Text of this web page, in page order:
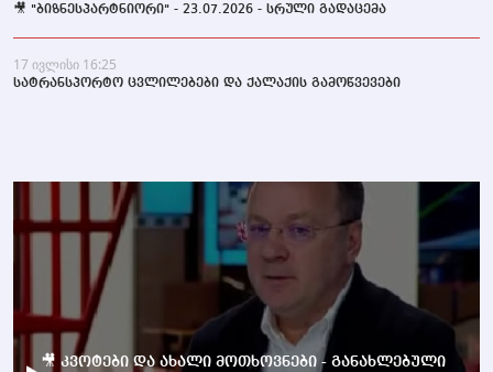
🎥 "ბიზნესპარტნიორი" - 23.07.2026 - სრული გადაცემა
17 ივლისი 16:25
სატრანსპორტო ცვლილებები და ქალაქის გამოწვევები
🎥 კვოტები და ახალი მოთხოვნები - განახლებული